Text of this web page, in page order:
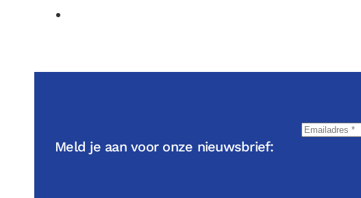
Meld je aan voor onze nieuwsbrief: